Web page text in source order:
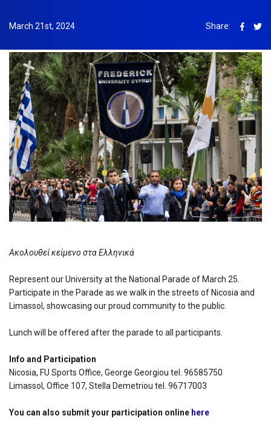
March 21st, 2024 Share:
Ακολουθεί κείμενο στα Ελληνικά
Represent our University at the National Parade of March 25.
Participate in the Parade as we walk in the streets of Nicosia and
Limassol, showcasing our proud community to the public.
Lunch will be offered after the parade to all participants.
Info and Participation
Nicosia, FU Sports Office, George Georgiou tel. 96585750
Limassol, Office 107, Stella Demetriou tel. 96717003
You can also submit your participation online here